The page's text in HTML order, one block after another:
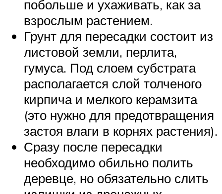
побольше и ухаживать, как за
взрослым растением.
Грунт для пересадки состоит из
листовой земли, перлита,
гумуса. Под слоем субстрата
располагается слой толченого
кирпича и мелкого керамзита
(это нужно для предотвращения
застоя влаги в корнях растения).
Сразу после пересадки
необходимо обильно полить
деревце, но обязательно слить